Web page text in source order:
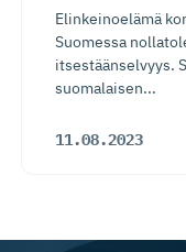
Elinkeinoelämä
Suomessa
itsestäänselvyys.
suomalaisen...
11.08.2023